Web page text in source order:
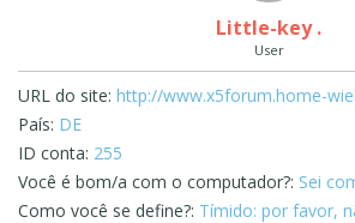
Little-key .
User
URL do site: http://www.x5forum.home-
País: DE
ID conta: 255
Você é bom/a com o computador?: Sei
Como você se define?: Tímido: por favor,